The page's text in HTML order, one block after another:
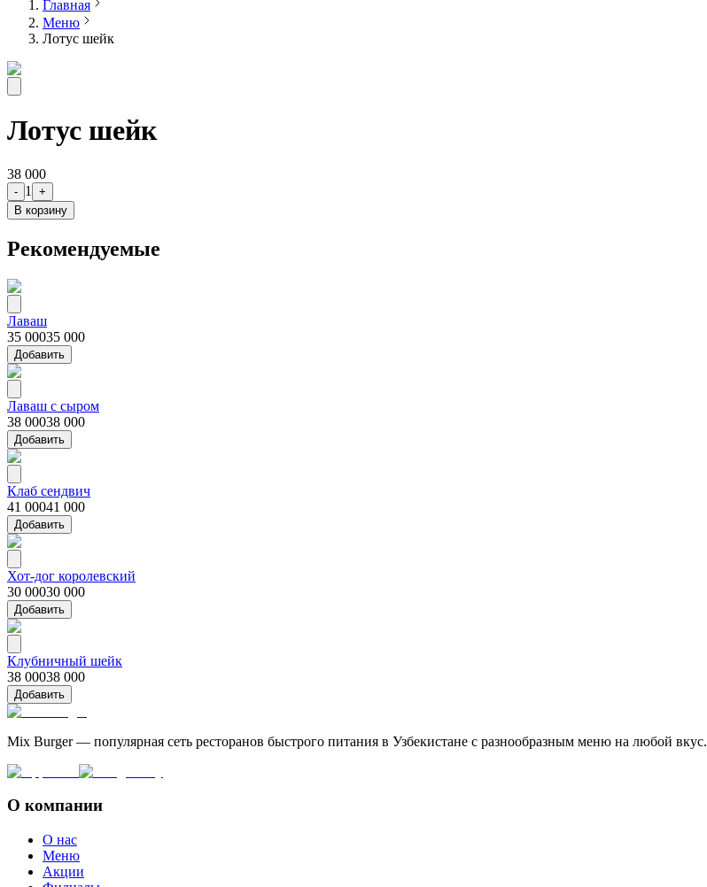
Главная
Меню
Лотус шейк
Лотус шейк
38 000
- 1
+
В корзину
Рекомендуемые
Лаваш
35 00035 000
Добавить
Лаваш с сыром
38 00038 000
Добавить
Клаб сендвич
41 00041 000
Добавить
Хот-дог королевский
30 00030 000
Добавить
Клубничный шейк
38 00038 000
Добавить
Mix Burger — популярная сеть ресторанов быстрого питания в Узбекистане с разнообразным меню на любой вкус.
О компании
О нас
Меню
Акции